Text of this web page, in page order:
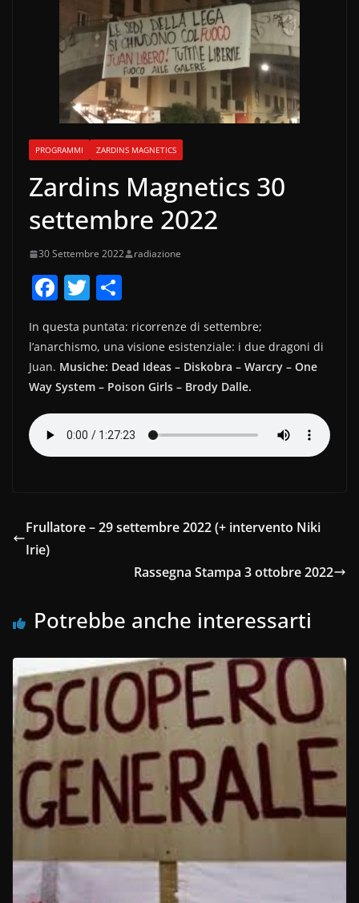
PROGRAMMI ZARDINS MAGNETICS
Zardins Magnetics 30
settembre 2022
30 Settembre 2022 radiazione
F
c
e
b
o
o
k
T
itt
er
n
di
vi
di
In questa puntata: ricorrenze di settembre;
l’anarchismo, una visione esistenziale: i due dragoni di
Juan. Musiche: Dead Ideas – Diskobra – Warcry – One
Way System – Poison Girls – Brody Dalle.
Frullatore – 29 settembre 2022 (+ intervento Niki
Irie)
Rassegna Stampa 3 ottobre 2022
Potrebbe anche interessarti